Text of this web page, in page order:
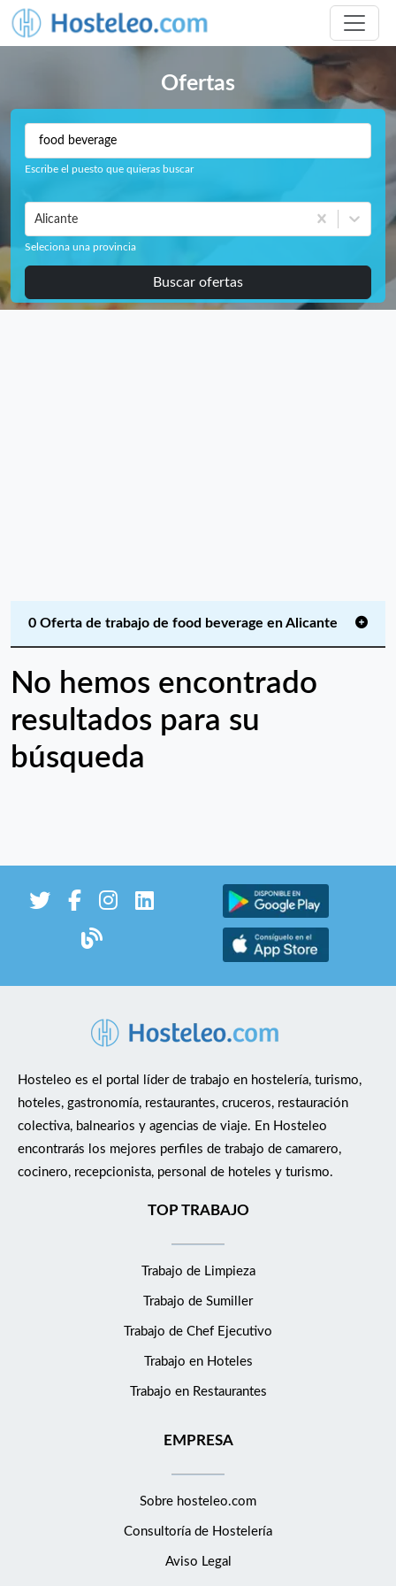
Ofertas
Escribe el puesto que quieras buscar
Alicante
Seleciona una provincia
Buscar ofertas
0 Oferta de trabajo de food beverage en Alicante
No hemos encontrado
resultados para su
búsqueda
Hosteleo es el portal líder de trabajo en hostelería, turismo,
hoteles, gastronomía, restaurantes, cruceros, restauración
colectiva, balnearios y agencias de viaje. En Hosteleo
encontrarás los mejores perfiles de trabajo de camarero,
cocinero, recepcionista, personal de hoteles y turismo.
TOP TRABAJO
Trabajo de Limpieza
Trabajo de Sumiller
Trabajo de Chef Ejecutivo
Trabajo en Hoteles
Trabajo en Restaurantes
EMPRESA
Sobre hosteleo.com
Consultoría de Hostelería
Aviso Legal